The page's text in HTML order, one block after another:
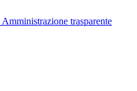
Amministrazione trasparente